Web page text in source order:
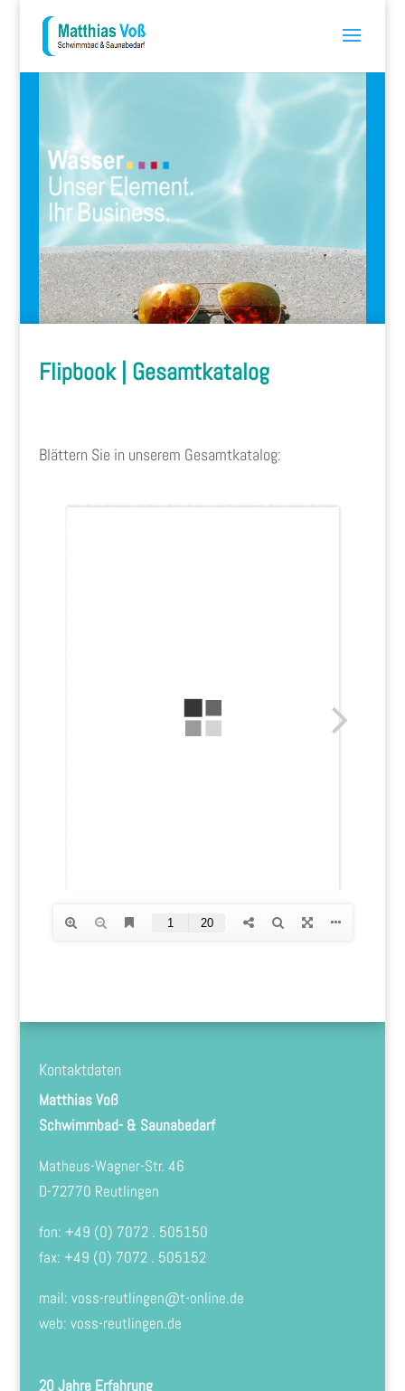
Flipbook | Gesamtkatalog
Blättern Sie in unserem Gesamtkatalog:
Kontaktdaten
Matthias Voß
Schwimmbad- & Saunabedarf
Matheus-Wagner-Str. 46
D-72770 Reutlingen
fon: +49 (0) 7072 . 505150
fax: +49 (0) 7072 . 505152
mail: voss-reutlingen@t-online.de
web: voss-reutlingen.de
20 Jahre Erfahrung